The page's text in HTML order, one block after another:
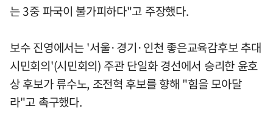
는 3중 파국이 불가피하다"고 주장했다.
보수 진영에서는 '서울·경기·인천 좋은교육감후보 추대
시민회의'(시민회의) 주관 단일화 경선에서 승리한 윤호
상 후보가 류수노, 조전혁 후보를 향해 "힘을 모아달
라"고 촉구했다.